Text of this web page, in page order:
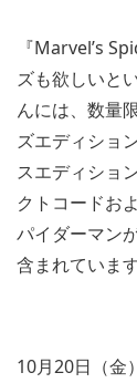
『Marvel’s
ズも欲しいと
んには、数量
ズエディショ
スエディショ
クトコードお
パイダーマン
含まれています
10月20日（金